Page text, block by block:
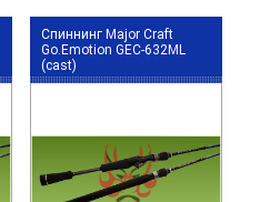
Спиннинг Major Craft
Go.Emotion GEC-632ML
(cast)